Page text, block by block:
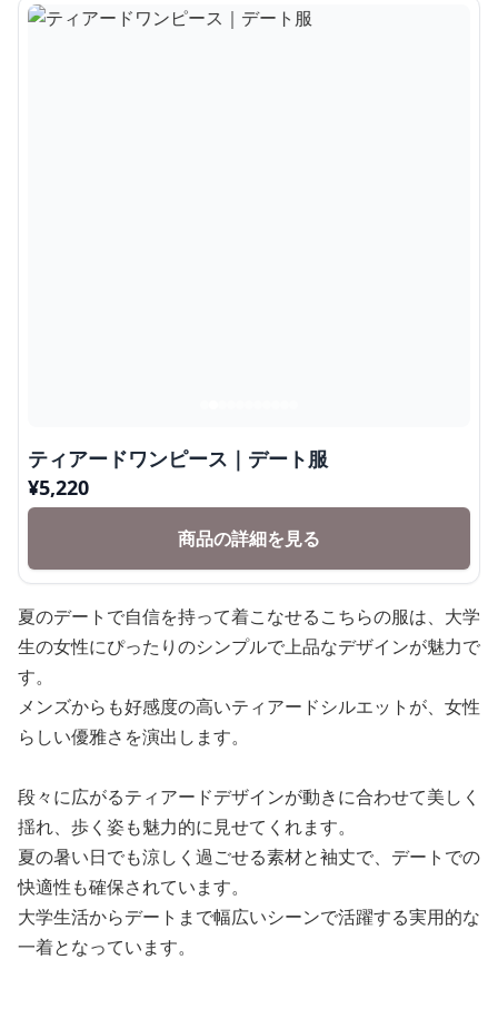
ティアードワンピース｜デート服
¥5,220
商品の詳細を見る
夏のデートで自信を持って着こなせるこちらの服は、大学
生の女性にぴったりのシンプルで上品なデザインが魅力で
す。
メンズからも好感度の高いティアードシルエットが、女性
らしい優雅さを演出します。
段々に広がるティアードデザインが動きに合わせて美しく
揺れ、歩く姿も魅力的に見せてくれます。
夏の暑い日でも涼しく過ごせる素材と袖丈で、デートでの
快適性も確保されています。
大学生活からデートまで幅広いシーンで活躍する実用的な
一着となっています。